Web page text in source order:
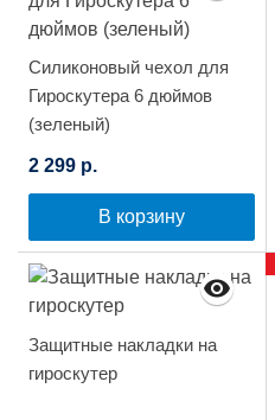
Силиконовый чехол для
Гироскутера 6 дюймов
(зеленый)
2 299 р.
В корзину
Защитные накладки на
гироскутер